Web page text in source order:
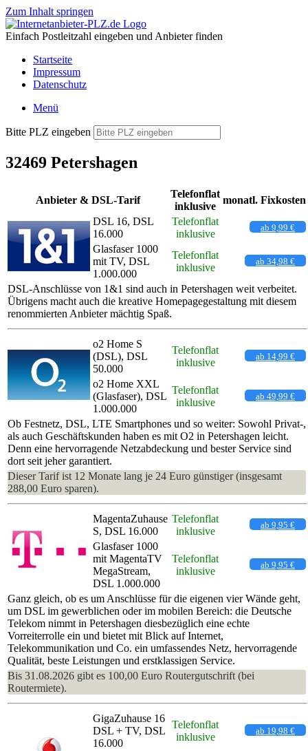
Zum Inhalt springen
Einfach Postleitzahl eingeben und Anbieter finden
Startseite
Impressum
Datenschutz
Menü
Bitte PLZ eingeben
32469 Petershagen
Anbieter & DSL-Tarif
Telefonflat
inklusive
monatl. Fixkosten
DSL 16, DSL
16.000
Telefonflat
inklusive
ab 9,99 €
Glasfaser 1000
mit TV, DSL
1.000.000
Telefonflat
inklusive
ab 34,98 €
DSL-Anschlüsse von 1&1 sind auch in Petershagen weit verbeitet.
Übrigens macht auch die kreative Homepagegestaltung mit diesem
renommierten Anbieter mächtig Spaß.
o2 Home S
(DSL), DSL
50.000
Telefonflat
inklusive
ab 14,99 €
o2 Home XXL
(Glasfaser), DSL
1.000.000
Telefonflat
inklusive
ab 49,99 €
Ob Festnetz, DSL, LTE Smartphones und so weiter: Sowohl Privat-,
als auch Geschäftskunden haben es mit O2 in Petershagen leicht.
Denn eine hervorragende Netzabdeckung und bester Service sind
dort seit jeher garantiert.
Dieser Tarif ist 12 Monate lang je 24 Euro günstiger (insgesamt
288,00 Euro sparen).
MagentaZuhause
S, DSL 16.000
Telefonflat
inklusive
ab 9,95 €
Glasfaser 1000
mit MagentaTV
MegaStream,
DSL 1.000.000
Telefonflat
inklusive
ab 9,95 €
Ganz gleich, ob es um Anschlüsse für die eigenen vier Wände geht,
um DSL im gewerblichen oder im mobilen Bereich: die Deutsche
Telekom nimmt in Petershagen diesbezüglich eine echte
Vorreiterrolle ein und bietet mit Blick auf Internet,
Telekommunikation und Co. ein umfassendes Netz, hervorragende
Qualität, beste Leistungen und erstklassigen Service.
Bis 31.08.2026 gibt es 100,00 Euro Routergutschrift (bei
Routermiete).
GigaZuhause 16
DSL + TV, DSL
16.000
Telefonflat
inklusive
ab 19,98 €